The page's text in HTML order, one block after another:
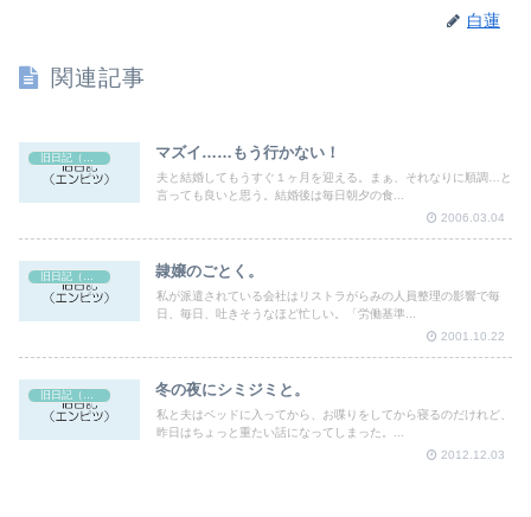
白蓮
関連記事
旧日記（エンピツ） マズイ……もう行かない！
夫と結婚してもうすぐ１ヶ月を迎える。まぁ、それなりに順調…と
言っても良いと思う。結婚後は毎日朝夕の食...
2006.03.04
旧日記（エンピツ） 隷嬢のごとく。
私が派遣されている会社はリストラがらみの人員整理の影響で毎
日、毎日、吐きそうなほど忙しい。「労働基準...
2001.10.22
冬の夜にシミジミと。
私と夫はベッドに入ってから、お喋りをしてから寝るのだけれど、
昨日はちょっと重たい話になってしまった。...
2012.12.03